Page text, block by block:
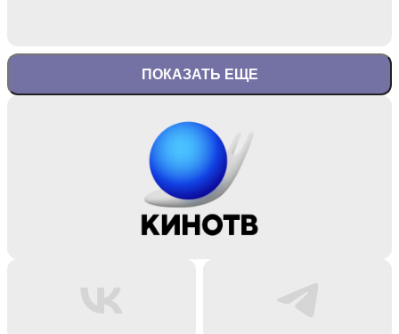
ПОКАЗАТЬ ЕЩЕ